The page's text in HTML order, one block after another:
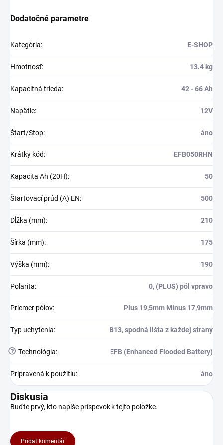
Dodatočné parametre
Kategória: E-SHOP
Hmotnosť: 13.4 kg
Kapacitná trieda: 42 - 66 Ah
Napätie: 12V
Štart/Stop: áno
Krátky kód: EFB050RHN
Kapacita Ah (20H): 50
Štartovací prúd (A) EN: 500
Dĺžka (mm): 210
Šírka (mm): 175
Výška (mm): 190
Polarita: 0, (PLUS) pól vpravo
Priemer pólov: Plus 19,5mm Mínus 17,9mm
Typ uchytenia: B13, spodná lišta z každej strany
? Technológia: EFB (Enhanced Flooded Battery)
Pripravená k použitiu: áno
Diskusia
Buďte prvý, kto napíše príspevok k tejto položke.
Pridať komentár